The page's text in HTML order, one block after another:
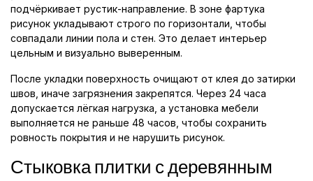
подчёркивает рустик-направление. В зоне фартука
рисунок укладывают строго по горизонтали, чтобы
совпадали линии пола и стен. Это делает интерьер
цельным и визуально выверенным.
После укладки поверхность очищают от клея до затирки
швов, иначе загрязнения закрепятся. Через 24 часа
допускается лёгкая нагрузка, а установка мебели
выполняется не раньше 48 часов, чтобы сохранить
ровность покрытия и не нарушить рисунок.
Стыковка плитки с деревянным